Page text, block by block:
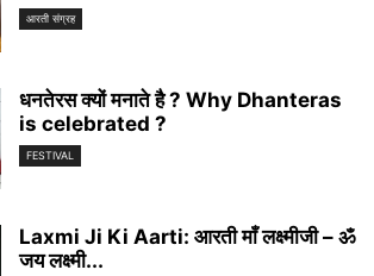
आरती संग्रह
धनतेरस क्यों मनाते है ? Why Dhanteras
is celebrated ?
FESTIVAL
Laxmi Ji Ki Aarti: आरती माँ लक्ष्मीजी – ॐ
जय लक्ष्मी...